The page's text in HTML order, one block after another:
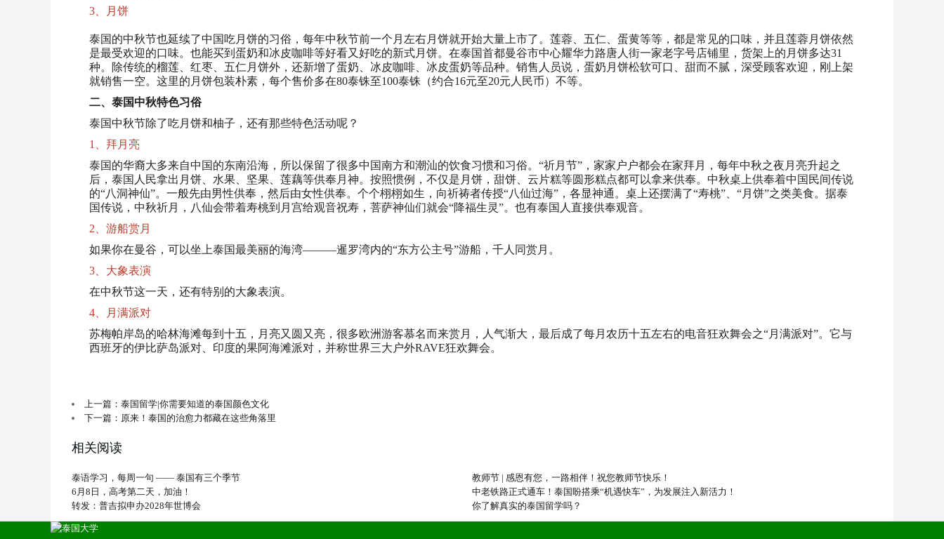
3、月饼
泰国的中秋节也延续了中国吃月饼的习俗，每年中秋节前一个月左右月饼就开始大量上市了。莲蓉、五仁、蛋黄等等，都是常见的口味，并且莲蓉月饼依然
是最受欢迎的口味。也能买到蛋奶和冰皮咖啡等好看又好吃的新式月饼。在泰国首都曼谷市中心耀华力路唐人街一家老字号店铺里，货架上的月饼多达31
种。除传统的榴莲、红枣、五仁月饼外，还新增了蛋奶、冰皮咖啡、冰皮蛋奶等品种。销售人员说，蛋奶月饼松软可口、甜而不腻，深受顾客欢迎，刚上架
就销售一空。这里的月饼包装朴素，每个售价多在80泰铢至100泰铢（约合16元至20元人民币）不等。
二、泰国中秋特色习俗
泰国中秋节除了吃月饼和柚子，还有那些特色活动呢？
1、拜月亮
泰国的华裔大多来自中国的东南沿海，所以保留了很多中国南方和潮汕的饮食习惯和习俗。“祈月节”，家家户户都会在家拜月，每年中秋之夜月亮升起之
后，泰国人民拿出月饼、水果、坚果、莲藕等供奉月神。按照惯例，不仅是月饼，甜饼、云片糕等圆形糕点都可以拿来供奉。中秋桌上供奉着中国民间传说
的“八洞神仙”。一般先由男性供奉，然后由女性供奉。个个栩栩如生，向祈祷者传授“八仙过海”，各显神通。桌上还摆满了“寿桃”、“月饼”之类美食。据泰
国传说，中秋祈月，八仙会带着寿桃到月宫给观音祝寿，菩萨神仙们就会“降福生灵”。也有泰国人直接供奉观音。
2、游船赏月
如果你在曼谷，可以坐上泰国最美丽的海湾———暹罗湾内的“东方公主号”游船，千人同赏月。
3、大象表演
在中秋节这一天，还有特别的大象表演。
4、月满派对
苏梅帕岸岛的哈林海滩每到十五，月亮又圆又亮，很多欧洲游客慕名而来赏月，人气渐大，最后成了每月农历十五左右的电音狂欢舞会之“月满派对”。它与
西班牙的伊比萨岛派对、印度的果阿海滩派对，并称世界三大户外RAVE狂欢舞会。
上一篇：泰国留学|你需要知道的泰国颜色文化
下一篇：原来！泰国的治愈力都藏在这些角落里
相关阅读
泰语学习，每周一句 —— 泰国有三个季节
教师节 | 感恩有您，一路相伴！祝您教师节快乐！
6月8日，高考第二天，加油！
中老铁路正式通车！泰国盼搭乘“机遇快车”，为发展注入新活力！
转发：普吉拟申办2028年世博会
你了解真实的泰国留学吗？